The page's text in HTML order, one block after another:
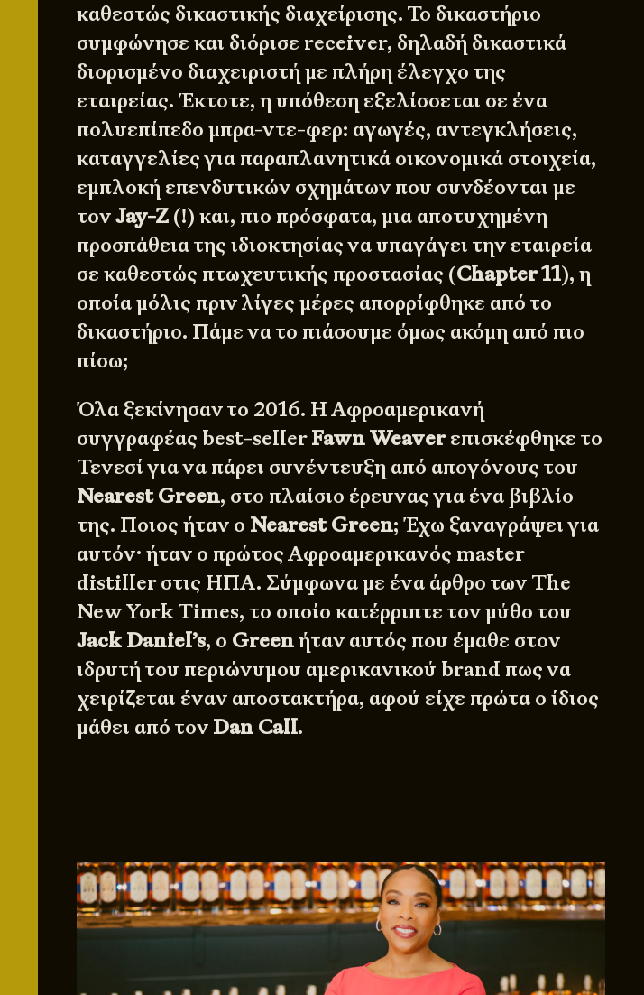
καθεστώς δικαστικής διαχείρισης. Το δικαστήριο
συμφώνησε και διόρισε receiver, δηλαδή δικαστικά
διορισμένο διαχειριστή με πλήρη έλεγχο της
εταιρείας. Έκτοτε, η υπόθεση εξελίσσεται σε ένα
πολυεπίπεδο μπρα-ντε-φερ: αγωγές, αντεγκλήσεις,
καταγγελίες για παραπλανητικά οικονομικά στοιχεία,
εμπλοκή επενδυτικών σχημάτων που συνδέονται με
τονJay-Z (!) και, πιο πρόσφατα, μια αποτυχημένη
προσπάθεια της ιδιοκτησίας να υπαγάγει την εταιρεία
σε καθεστώς πτωχευτικής προστασίας (Chapter 11), η
οποία μόλις πριν λίγες μέρες απορρίφθηκε από το
δικαστήριο. Πάμε να το πιάσουμε όμως ακόμη από πιο
πίσω;
Όλα ξεκίνησαν το 2016. Η Αφροαμερικανή
συγγραφέας best-sellerFawn Weaverεπισκέφθηκε το
Τενεσί για να πάρει συνέντευξη από απογόνους του
Nearest Green, στο πλαίσιο έρευνας για ένα βιβλίο
της. Ποιος ήταν ο Nearest Green; Έχω ξαναγράψει για
αυτόν· ήταν ο πρώτος Αφροαμερικανός master
distiller στις ΗΠΑ. Σύμφωνα με ένα άρθρο των The
New York Times, το οποίο κατέρριπτε τον μύθο του
Jack Daniel’s, ο Greenήταν αυτός που έμαθε στον
ιδρυτή του περιώνυμου αμερικανικού brand πως να
χειρίζεται έναν αποστακτήρα, αφού είχε πρώτα ο ίδιος
μάθει από τον Dan Call.